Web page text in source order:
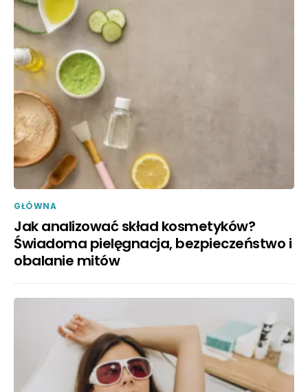
GŁÓWNA
Jak analizować skład kosmetyków?
Świadoma pielęgnacja, bezpieczeństwo i
obalanie mitów